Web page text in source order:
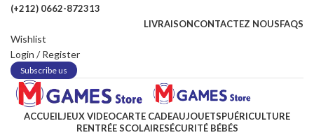
(+212) 0662-872313
LIVRAISONCONTACTEZ NOUSFAQS
Wishlist
Login / Register
Subscribe us
ACCUEILJEUX VIDEOCARTE CADEAUJOUETSPUÉRICULTURE
RENTRÉE SCOLAIRESÉCURITÉ BÉBÉS